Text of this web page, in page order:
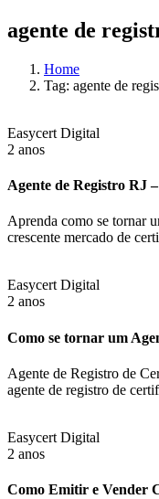
agente de
Home
Tag: agente de
Easycert Digital
2 anos
Agente de Registro RJ
Aprenda como se tornar
crescente mercado de
Easycert Digital
2 anos
Como se tornar um
Agente de Registro de
agente de registro de
Easycert Digital
2 anos
Como Emitir e Vender